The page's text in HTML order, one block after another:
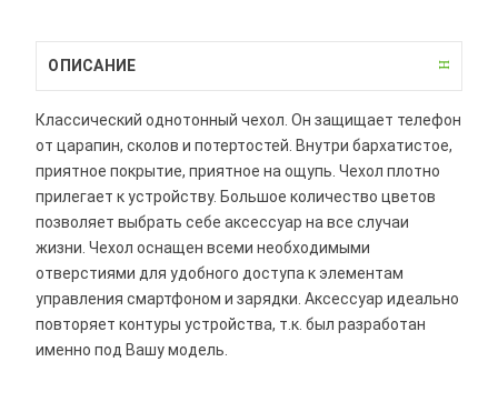
ОПИСАНИЕ
Классический однотонный чехол. Он защищает телефон
от царапин, сколов и потертостей. Внутри бархатистое,
приятное покрытие, приятное на ощупь. Чехол плотно
прилегает к устройству. Большое количество цветов
позволяет выбрать себе аксессуар на все случаи
жизни. Чехол оснащен всеми необходимыми
отверстиями для удобного доступа к элементам
управления смартфоном и зарядки. Аксессуар идеально
повторяет контуры устройства, т.к. был разработан
именно под Вашу модель.